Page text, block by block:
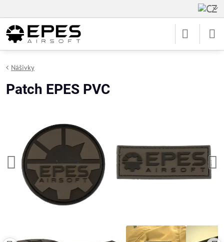
Nášivky
Patch EPES PVC